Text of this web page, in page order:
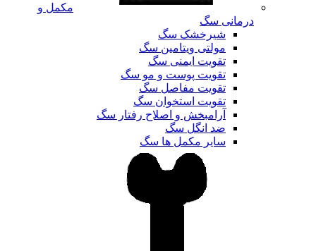
مکمل و
درمانی سگ
شیرخشک سگ
مولتی ویتامین سگ
تقویت ایمنی سگ
تقویت پوست و مو سگ
تقویت مفاصل سگ
تقویت استخوان سگ
آرامبخش و اصلاح رفتار سگ
ضد انگل سگ
سایر مکمل ها سگ